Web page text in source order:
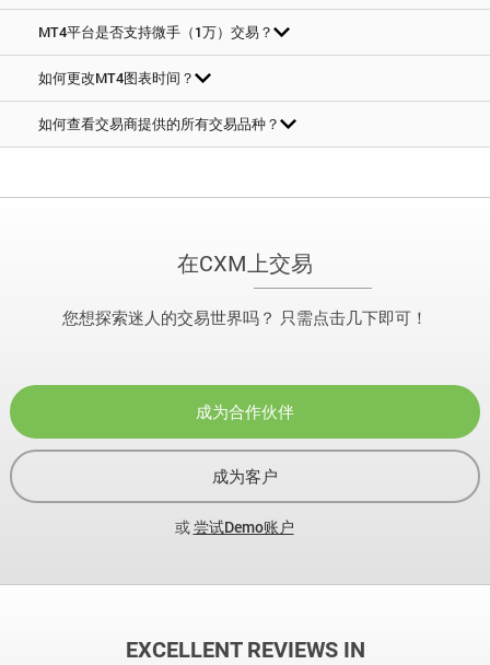
MT4平台是否支持微手（1万）交易？
如何更改MT4图表时间？
如何查看交易商提供的所有交易品种？
在CXM上交易
您想探索迷人的交易世界吗？ 只需点击几下即可！
成为合作伙伴
成为客户
或尝试Demo账户
EXCELLENT REVIEWS IN